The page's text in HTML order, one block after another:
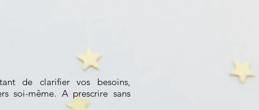
de clarifier vos besoins,
soi-même. A prescrire sans